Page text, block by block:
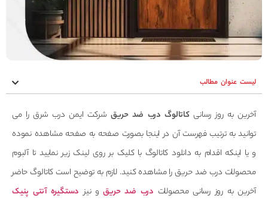
لیست عنوان مطالب
آخرین به روز رسانیکاتالوگ درب ضد حریقشرکت ایمن درب شرق را می
توانید به ترتیب فهرست آن در اینجا بصورت صفحه به صفحه مشاهده نموده
و یا اینکه اقدام به دانلود کاتالوگ با کلیک بر روی لینک زیر نمایید تا آلبوم
محصولات درب ضد حریق را مشاهده کنید. لازم به توضیح است کاتالوگ حاضر
آخرین به روز رسانی محصولات درب ضد حریقو نیز دستگیره آنتی پنیک